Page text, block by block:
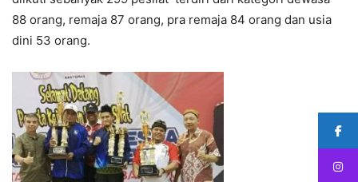
88 orang, remaja 87 orang, pra remaja 84 orang dan usia
dini 53 orang.